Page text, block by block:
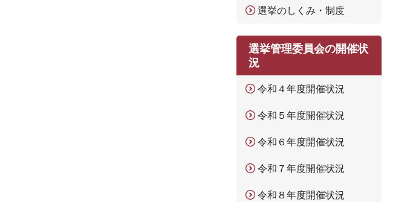
選挙のしくみ・制度
選挙管理委員会の開催状
況
令和４年度開催状況
令和５年度開催状況
令和６年度開催状況
令和７年度開催状況
令和８年度開催状況